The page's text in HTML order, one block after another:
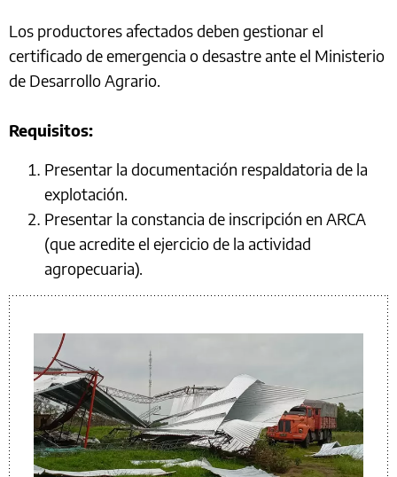
Los productores afectados deben gestionar el
certificado de emergencia o desastre ante el Ministerio
de Desarrollo Agrario.
Requisitos:
Presentar la documentación respaldatoria de la
explotación.
Presentar la constancia de inscripción en ARCA
(que acredite el ejercicio de la actividad
agropecuaria).